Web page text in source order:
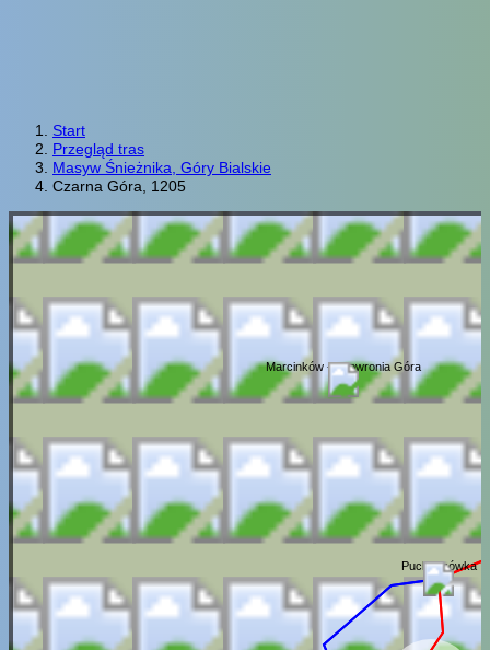
Start
Przegląd tras
Masyw Śnieżnika, Góry Bialskie
Czarna Góra, 1205
Marcinków - Skowronia Góra
Puchaczówka